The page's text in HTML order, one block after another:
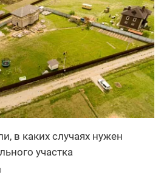
в каких случаях нужен
участка